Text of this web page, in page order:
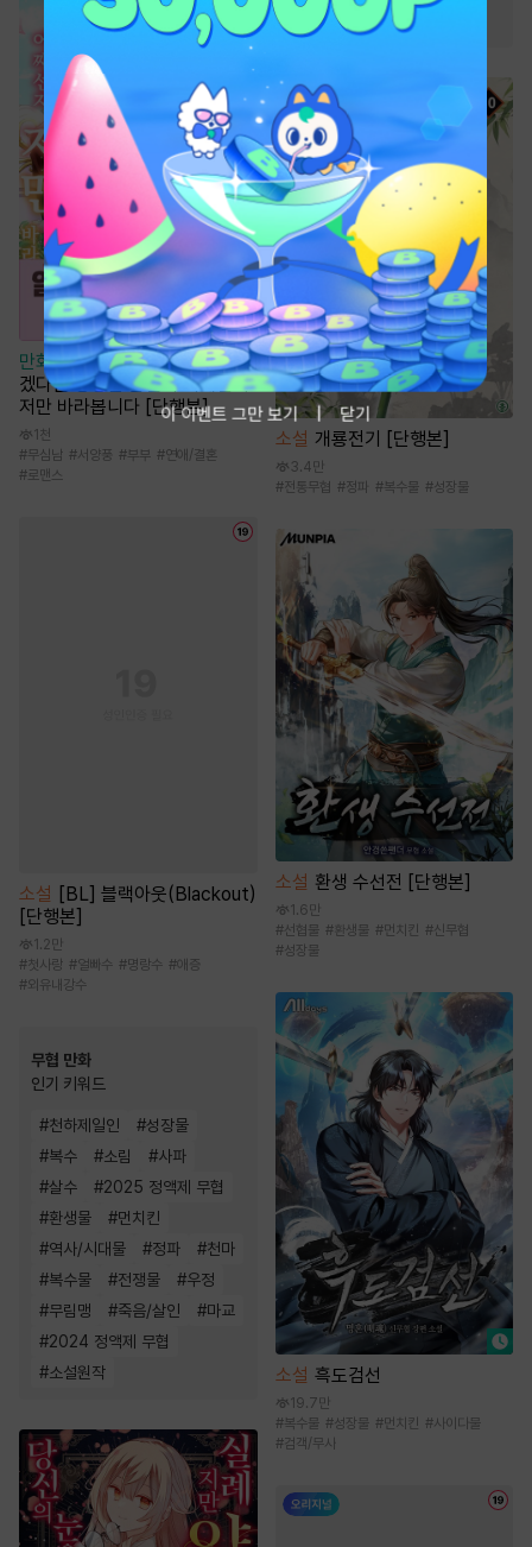
만화 [일권만] 내게 간섭하지 않
겠다던 냉정한 남편이 어째선지
저만 바라봅니다 [단행본]
1천
#무심남 #서양풍 #부부 #연애/결혼
#로맨스
소설
[BL] 블랙아웃(Blackout)
[단행본]
1.2만
#첫사랑 #얼빠수 #명랑수 #애증
#외유내강수
무협 만화
인기 키워드
#천하제일인 #성장물
#복수 #소림 #사파
#살수 #2025 정액제 무협
#환생물 #먼치킨
#역사/시대물 #정파 #천마
#복수물 #전쟁물 #우정
#무림맹 #죽음/살인 #마교
#2024 정액제 무협
#소설원작
계약관계 #역사/시대물
소설 개룡전기 [단행본]
3.4만
#전통무협 #정파 #복수물 #성장물
소설 환생 수선전 [단행본]
1.6만
#선협물 #환생물 #먼치킨 #신무협
#성장물
소설 흑도검선
19.7만
#복수물 #성장물 #먼치킨 #사이다물
#검객/무사
이 이벤트 그만 보기 닫기